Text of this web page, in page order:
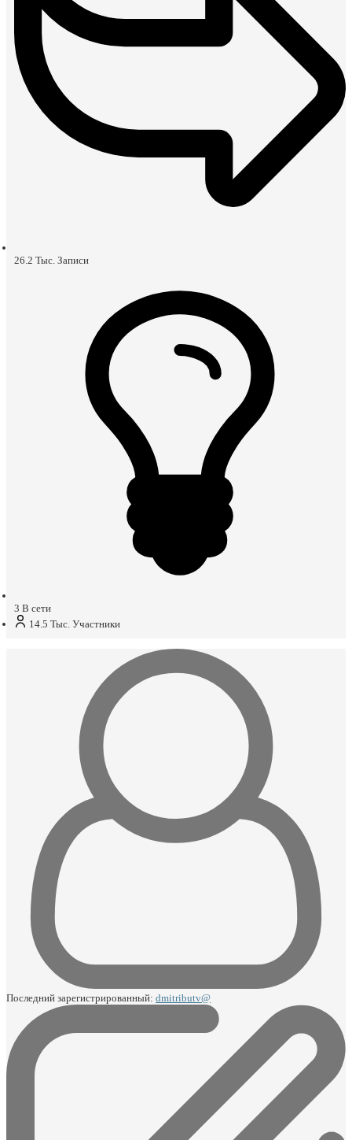
26.2 Тыс. Записи
3 В сети
14.5 Тыс. Участники
Последний зарегистрированный: dmitributv@